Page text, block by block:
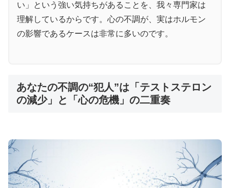
い」という強い気持ちがあることを、我々専門家は
理解しているからです。心の不調が、実はホルモン
の影響であるケースは非常に多いのです。
あなたの不調の“犯人”は「テストステロン
の減少」と「心の危機」の二重奏